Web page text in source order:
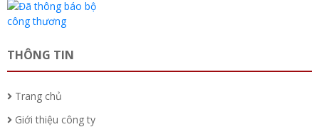
THÔNG TIN
Trang chủ
Giới thiệu công ty